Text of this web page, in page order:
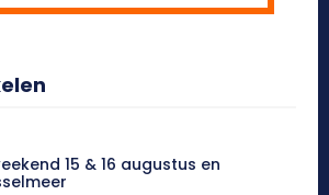
15 & 16 augustus en